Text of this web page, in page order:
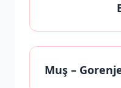
Muş –